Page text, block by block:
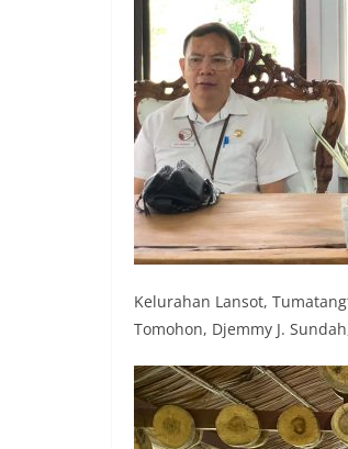
Kelurahan Lansot,
Tomohon, Djemmy J.